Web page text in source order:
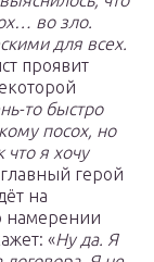
во зло.
для всех.
проявит
то быстро
посох, но
я хочу
герой
на
намерении
«Ну да. Я